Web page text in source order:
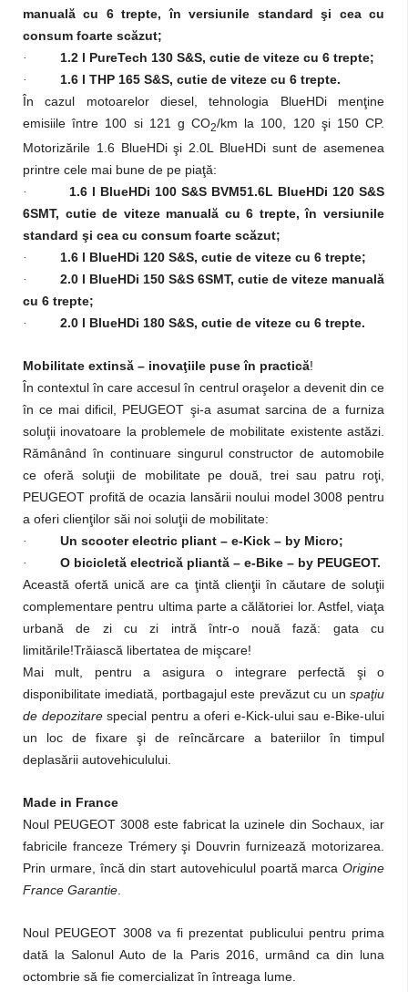
manuală cu 6 trepte, în versiunile standard şi cea cu
consum foarte scăzut;
· 1.2 l PureTech 130 S&S, cutie de viteze cu 6 trepte;
·
1.6 l THP 165 S&S, cutie de viteze cu 6 trepte.
În cazul motoarelor diesel, tehnologia BlueHDi menţine
emisiile între 100 si 121 g CO2/km la 100, 120 şi 150 CP.
Motorizările 1.6 BlueHDi şi 2.0L BlueHDi sunt de asemenea
printre cele mai bune de pe piaţă:
·
1.6 l BlueHDi 100 S&S BVM51.6L BlueHDi 120 S&S
6SMT, cutie de viteze manuală cu 6 trepte, în versiunile
standard şi cea cu consum foarte scăzut;
· 1.6 l BlueHDi 120 S&S, cutie de viteze cu 6 trepte;
·
2.0 l BlueHDi 150 S&S 6SMT, cutie de viteze manuală
cu 6 trepte;
· 2.0 l BlueHDi 180 S&S, cutie de viteze cu 6 trepte.
Mobilitate extinsă – inovaţiile puse în practică!
În contextul în care accesul în centrul oraşelor a devenit din ce
în ce mai dificil, PEUGEOT şi-a asumat sarcina de a furniza
soluţii inovatoare la problemele de mobilitate existente astăzi.
Rămânând în continuare singurul constructor de automobile
ce oferă soluţii de mobilitate pe două, trei sau patru roţi,
PEUGEOT profită de ocazia lansării noului model 3008 pentru
a oferi clienţilor săi noi soluţii de mobilitate:
· Un scooter electric pliant – e-Kick – by Micro;
·
O bicicletă electrică pliantă – e-Bike – by PEUGEOT.
Această ofertă unică are ca ţintă clienţii în căutare de soluţii
complementare pentru ultima parte a călătoriei lor. Astfel, viaţa
urbană de zi cu zi intră într-o nouă fază: gata cu
limitările!Trăiască libertatea de mişcare!
Mai mult, pentru a asigura o integrare perfectă şi o
disponibilitate imediată, portbagajul este prevăzut cu un spaţiu
de depozitarespecial pentru a oferi e-Kick-ului sau e-Bike-ului
un loc de fixare şi de reîncărcare a bateriilor în timpul
deplasării autovehiculului.
Made in France
Noul PEUGEOT 3008 este fabricat la uzinele din Sochaux, iar
fabricile franceze Trémery şi Douvrin furnizează motorizarea.
Prin urmare, încă din start autovehiculul poartă marca Origine
France Garantie.
Noul PEUGEOT 3008 va fi prezentat publicului pentru prima
dată la Salonul Auto de la Paris 2016, urmând ca din luna
octombrie să fie comercializat în întreaga lume.